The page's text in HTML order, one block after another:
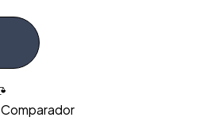
Comparador